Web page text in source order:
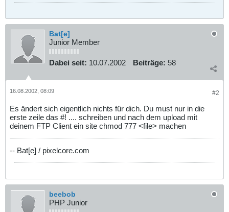
Bat[e]
Junior Member
Dabei seit: 10.07.2002 Beiträge: 58
#2
16.08.2002, 08:09
Es ändert sich eigentlich nichts für dich. Du must nur in die
erste zeile das #! .... schreiben und nach dem upload mit
deinem FTP Client ein site chmod 777 <file> machen
-- Bat[e] / pixelcore.com
beebob
PHP Junior